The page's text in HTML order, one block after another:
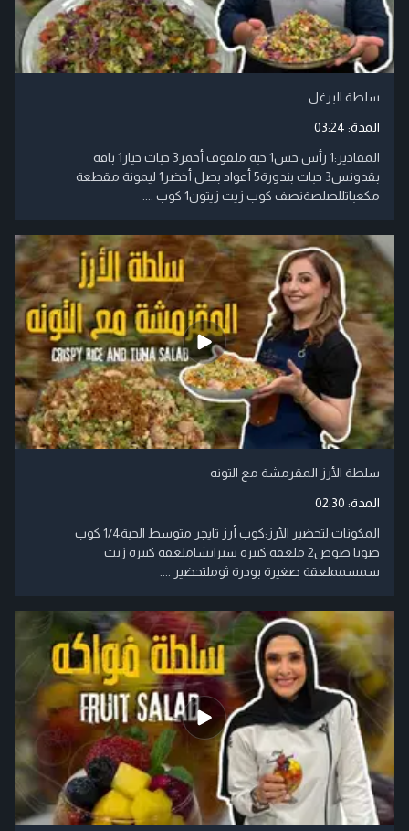
سلطة البرغل
المدة: 03:24
المقادير:1 رأس خس1 حبة ملفوف أحمر3 حبات خيار1 باقة
بقدونس3 حبات بندورة5 أعواد بصل أخضر1 ليمونة مقطعة
مكعباتللصلصةنصف كوب زيت زيتون1 كوب ....
سلطة الأرز المقرمشة مع التونه
المدة: 02:30
المكونات:لتحضير الأرز:كوب أرز تايجر متوسط الحبة1/4 كوب
صويا صوص2 ملعقة كبيرة سيراتشاملعقة كبيرة زيت
سمسمملعقة صغيرة بودرة ثوملتحضير ....